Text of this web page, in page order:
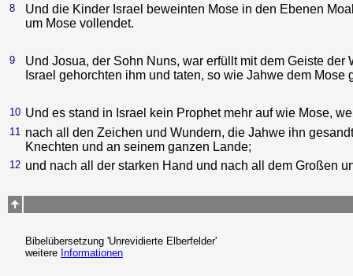
8
Und die Kinder Israel beweinten Mose in den Ebenen
um Mose vollendet.
9
Und Josua, der Sohn Nuns, war erfüllt mit dem Geiste
Israel gehorchten ihm und taten, so wie Jahwe dem Mose
10 Und es stand in Israel kein Prophet mehr auf wie Mose,
11 nach all den Zeichen und Wundern, die Jahwe ihn
Knechten und an seinem ganzen Lande;
12 und nach all der starken Hand und nach all dem Großen
Bibelübersetzung 'Unrevidierte Elberfelder'
weitere Informationen